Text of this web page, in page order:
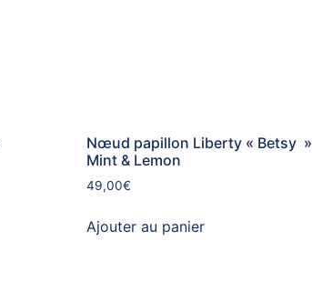
Nœud papillon Liberty « Betsy »
Mint & Lemon
49,00€
Ajouter au panier